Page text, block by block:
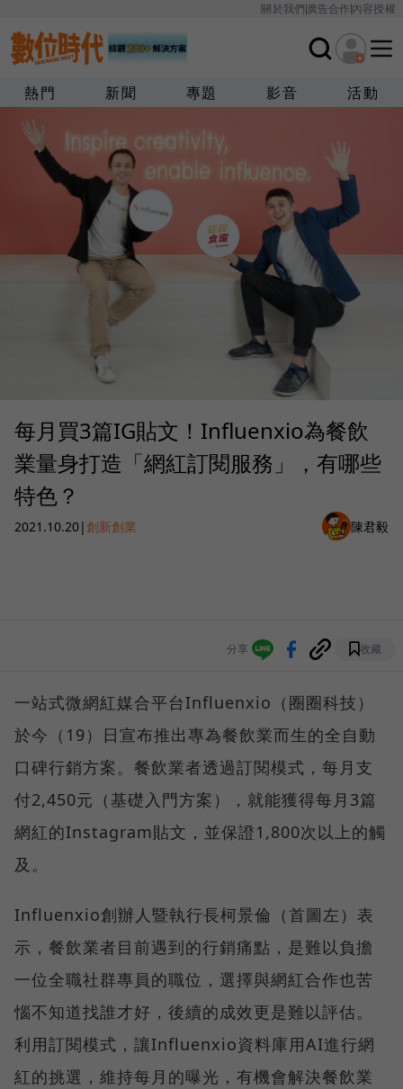
關於我們廣告合作內容授權
熱門 新聞 專題 影音 活動
每月買3篇IG貼文！Influenxio為餐飲
業量身打造「網紅訂閱服務」，有哪些
特色？
2021.10.20|創新創業 陳君毅
分享 收藏
一站式微網紅媒合平台Influenxio（圈圈科技）
於今（19）日宣布推出專為餐飲業而生的全自動
口碑行銷方案。餐飲業者透過訂閱模式，每月支
付2,450元（基礎入門方案），就能獲得每月3篇
網紅的Instagram貼文，並保證1,800次以上的觸
及。
Influenxio創辦人暨執行長柯景倫（首圖左）表
示，餐飲業者目前遇到的行銷痛點，是難以負擔
一位全職社群專員的職位，選擇與網紅合作也苦
惱不知道找誰才好，後續的成效更是難以評估。
利用訂閱模式，讓Influenxio資料庫用AI進行網
紅的挑選，維持每月的曝光，有機會解決餐飲業